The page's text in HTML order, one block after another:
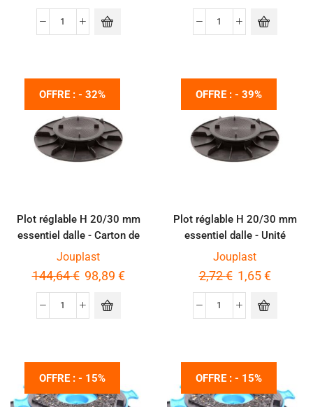
OFFRE : - 32%
Plot réglable H 20/30 mm
essentiel dalle - Carton de
60 pièces
Jouplast
144,64€ 98,89 €
OFFRE : - 39%
Plot réglable H 20/30 mm
essentiel dalle - Unité
Jouplast
2,72€ 1,65€
OFFRE : - 15% OFFRE : - 15%